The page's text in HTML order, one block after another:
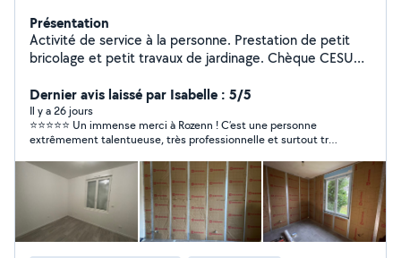
Présentation
Activité de service à la personne. Prestation de petit
bricolage et petit travaux de jardinage. Chèque CESU
peinture, revêtements sols et murs
Dernier avis laissé par Isabelle : 5/5
Il y a 26 jours
⭐⭐⭐⭐⭐ Un immense merci à Rozenn ! C’est une personne
extrêmement talentueuse, très professionnelle et surtout très
trouver des solutions auxquelles on ne pense pas. Son sens du
détail, son goût pour la décoration et la qualité de son travail
sont remarquables. Elle est à l’écoute, de bon conseil . Je la
recommande les yeux fermés à tous ceux qui recherchent un
travail soigné et une vraie passionnée de son métier. Bravo et
encore merci ! 👏😊